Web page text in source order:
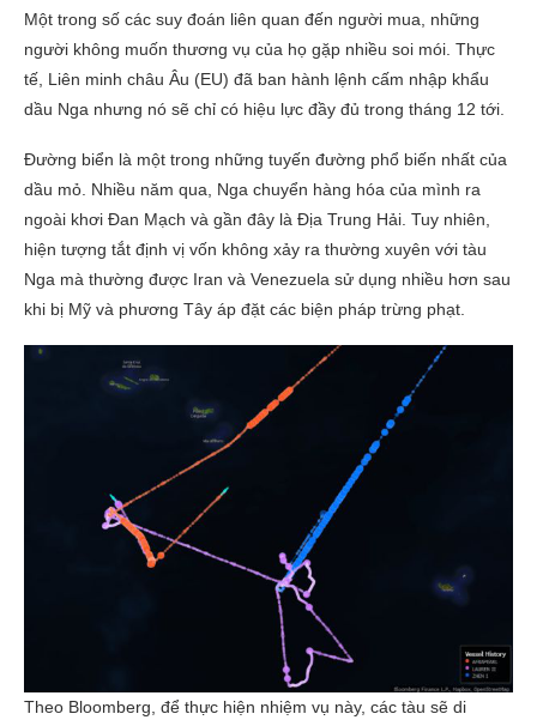
Một trong số các suy đoán liên quan đến người mua, những
người không muốn thương vụ của họ gặp nhiều soi mói. Thực
tế, Liên minh châu Âu (EU) đã ban hành lệnh cấm nhập khẩu
dầu Nga nhưng nó sẽ chỉ có hiệu lực đầy đủ trong tháng 12 tới.
Đường biển là một trong những tuyến đường phổ biến nhất của
dầu mỏ. Nhiều năm qua, Nga chuyển hàng hóa của mình ra
ngoài khơi Đan Mạch và gần đây là Địa Trung Hải. Tuy nhiên,
hiện tượng tắt định vị vốn không xảy ra thường xuyên với tàu
Nga mà thường được Iran và Venezuela sử dụng nhiều hơn sau
khi bị Mỹ và phương Tây áp đặt các biện pháp trừng phạt.
Theo Bloomberg, để thực hiện nhiệm vụ này, các tàu sẽ di